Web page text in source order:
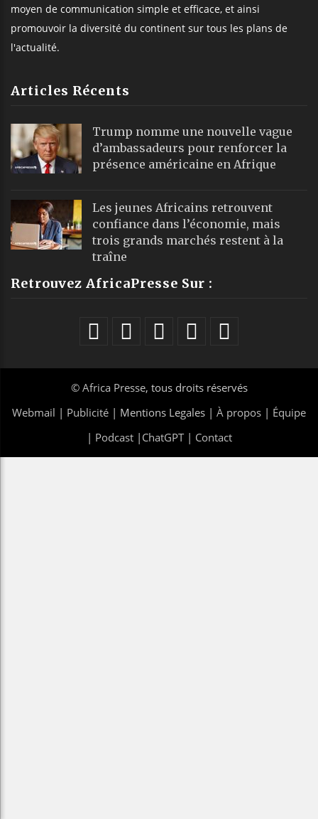
moyen de communication simple et efficace, et ainsi
promouvoir la diversité du continent sur tous les plans de
l'actualité.
Articles Récents
Trump nomme une nouvelle vague
d’ambassadeurs pour renforcer la
présence américaine en Afrique
Les jeunes Africains retrouvent
confiance dans l’économie, mais
trois grands marchés restent à la
traîne
Retrouvez AfricaPresse Sur :
© Africa Presse, tous droits réservés
Webmail | Publicité | Mentions Legales | À propos | Équipe
| Podcast| ChatGPT| Contact